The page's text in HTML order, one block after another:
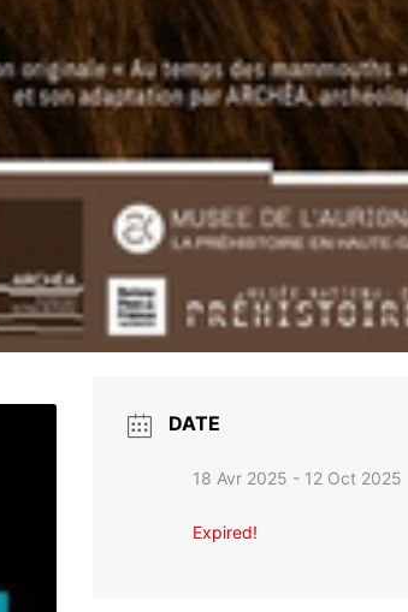
DATE
18 Avr 2025 - 12 Oct 2025
Expired!